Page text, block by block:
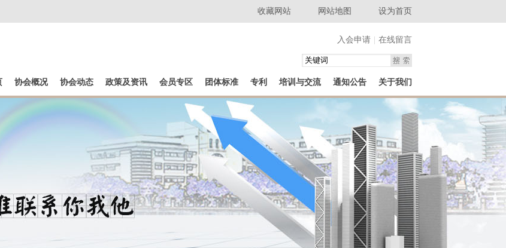
收藏网站 网站地图 设为首页
入会申请 在线留言
协会概况 协会动态 政策及资讯 会员专区 团体标准 专利 培训与交流 通知公告 关于我们